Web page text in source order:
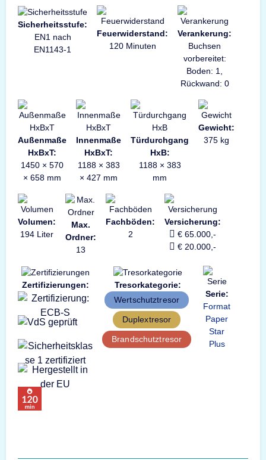
Sicherheitsstufe:
EN1 nach
EN1143-1
Feuerwiderstand:
120 Minuten
Verankerung:
Buchsen
vorbereitet:
Boden: 1,
Rückwand: 0
Außenmaße
HxBxT:
1450 × 570
× 658 mm
Innenmaße
HxBxT:
1188 × 383
× 427 mm
Türdurchgang
HxB:
1188 × 383
mm
Gewicht:
375 kg
Volumen:
194 Liter
Max.
Ordner:
13
Fachböden:
2
Versicherung:
€ 65.000,-
€ 20.000,-
Zertifizierungen:
Tresorkategorie:
Wertschutztresor
Duplextresor
Brandschutztresor
Serie:
Format
Paper
Star
Plus